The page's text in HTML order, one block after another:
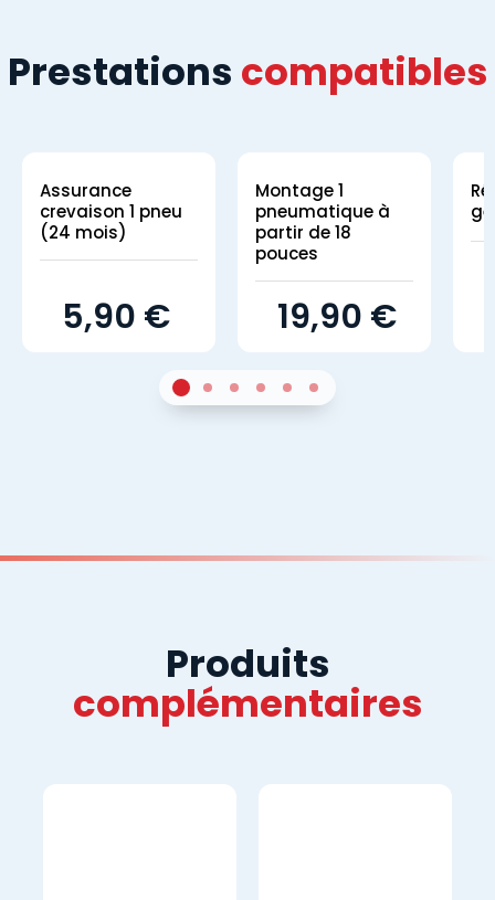
Prestations compatibles
Assurance
crevaison 1 pneu
(24 mois)
5,90 €
Montage 1
pneumatique à
partir de 18
pouces
19,90 €
Sur 42Sur 43Sur 44Sur 45Sur 46Sur 4
Produits
complémentaires